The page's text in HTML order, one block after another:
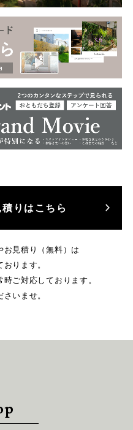
りはこちら
見積り（無料）は
ります。
ご対応しております。
いませ。